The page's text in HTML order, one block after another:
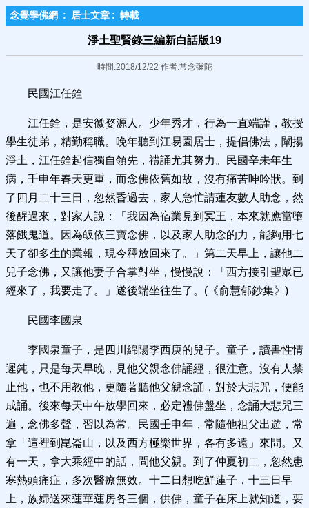
念覺學佛網 : 居士文章 : 轉載
淨土聖賢錄三編新白話版19
時間:2018/12/22 作者:常念彌陀
民國江任銓
江任銓，是安徽婺源人。少年秀才，行為一直端謹，教授
學生徒弟，精勤稱職。晚年聽到江易園居士，提倡佛法，闡揚
淨土，江任銓起信獨自領先，禮誦尤其努力。民國辛未年生
病，壬申年春天更重，而念佛依舊如故，沒有痛苦呻吟狀。到
了四月二十三日，忽然昏過去，家人急忙請蓮友數人助念，然
後醒過來，對家人說：「我因為宿業見到冥王，本來就應當墮
落餓鬼道。因為皈依三寶念佛，以及家人助念的力，能夠用七
天了卻多生的業報，現今釋放回來了。」第二天早上，讓他二
兒子念佛，又讓他妻子合掌對坐，慢慢說：「西方接引聖眾已
經來了，我要走了。」遂後端坐往生了。(《俞慧郁鈔集》)
民國李國泉
李國泉童子，是四川綿陽李西庚的兒子。童子，讀書性情
遲鈍，只是每天早晚，見他父親念佛誦經，很注意。沒有人禁
止他，也不用教他，更隨著聽他父親念誦，對於大悲咒，便能
成誦。後來每天中午放學回來，必定禮佛盤坐，念誦大悲咒三
遍，念佛多聲，習以為常。民國壬申年，常隨他祖父出遊，常
拿「這裡到崑崙山，以及西方極樂世界，各有多遠」來問。又
有一天，拿大乘經中的話，問他父親。到了仲夏初二，忽然患
寒熱頭痛症，多次醫療無效。十二日想吃鮮蓮子，十三日早
上，族婦送來蓮華蓮房各三個，供佛，童子在床上就知道，要